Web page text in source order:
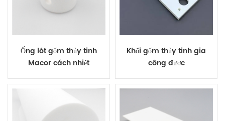
Ống lót gốm thủy tinh
Macor cách nhiệt
Khối gốm thủy tinh gia
công được